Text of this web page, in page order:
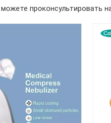
проконсультировать